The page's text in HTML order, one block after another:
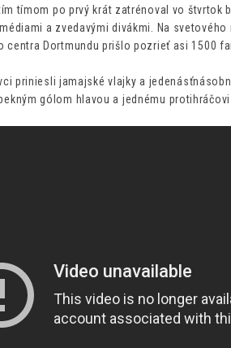
tímom po prvý krát zatrénoval vo štvrtok
a zvedavými divákmi. Na
centra Dortmundu prišlo pozrieť asi 1500
priniesli jamajské vlajky a
gólom hlavou a jednému